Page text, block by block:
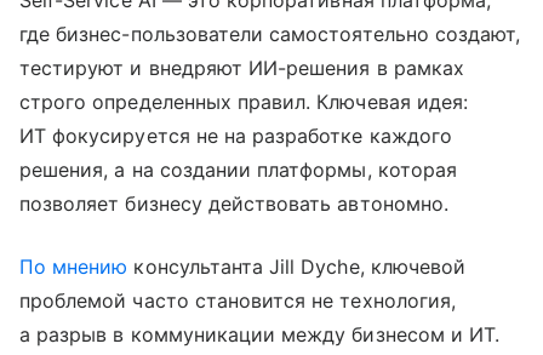
где бизнес-пользователи самостоятельно создают,
тестируют и внедряют ИИ-решения в рамках
строго определенных правил. Ключевая идея:
ИТ фокусируется не на разработке каждого
решения, а на создании платформы, которая
позволяет бизнесу действовать автономно.
По мнению консультанта Jill Dyche, ключевой
проблемой часто становится не технология,
а разрыв в коммуникации между бизнесом и ИТ.